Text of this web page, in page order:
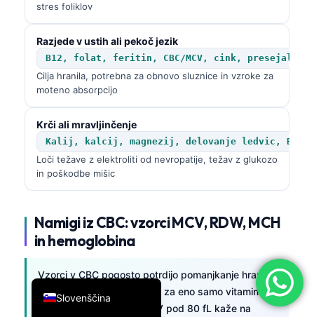
stres foliklov
Razjede v ustih ali pekoč jezik
B12, folat, feritin, CBC/MCV, cink, presejalni
Cilja hranila, potrebna za obnovo sluznice in vzroke za
moteno absorpcijo
Krči ali mravljinčenje
Kalij, kalcij, magnezij, delovanje ledvic, B12,
Loči težave z elektroliti od nevropatije, težav z glukozo
in poškodbe mišic
Namigi iz CBC: vzorci MCV, RDW, MCH
in hemoglobina
Vzorci v CBC pogosto potrdijo pomanjkanje hranil,
še preden posamezni testi za eno samo vitamin
pokažejo odstopanje. MCV pod 80 fL kaže na
Slovenščina
English
Deutsch
العربية
Italiano
Español
Ελληνικά
Türkçe
Română